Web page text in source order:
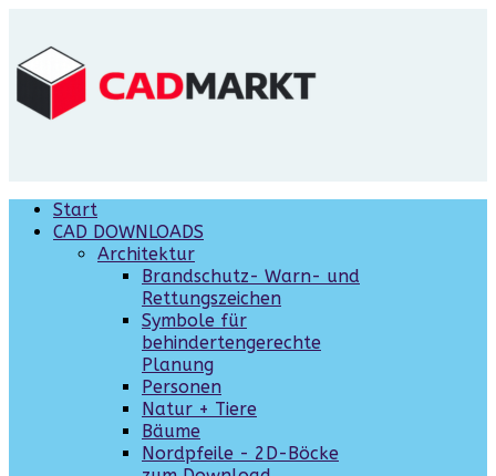
Start
CAD DOWNLOADS
Architektur
Brandschutz- Warn- und
Rettungszeichen
Symbole für
behindertengerechte
Planung
Personen
Natur + Tiere
Bäume
Nordpfeile - 2D-Böcke